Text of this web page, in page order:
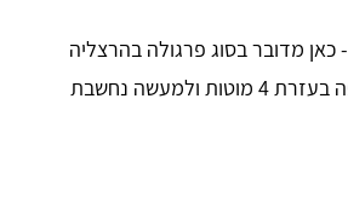
- כאן מדובר בסוג פרגולה בהרצליה
המקובעת לרצפה בעזרת 4 מוטות ולמעשה נחשבת